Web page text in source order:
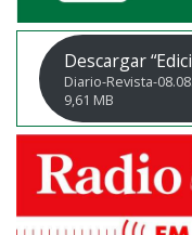
Descargar
Diario-Revista-
9,61 MB